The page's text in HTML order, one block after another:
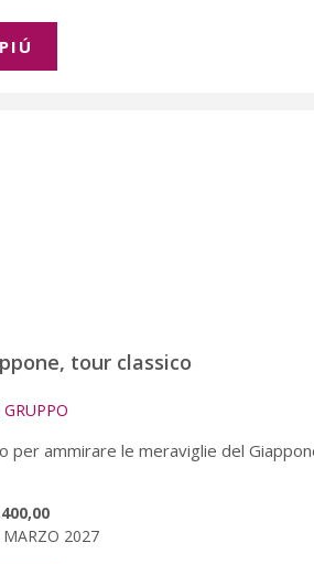
tour classico
per ammirare le meraviglie del
2027